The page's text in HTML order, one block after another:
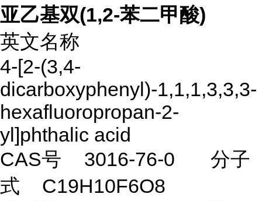
亚乙基双(1,2-苯二甲酸)
英文名称
4-[2-(3,4-
dicarboxyphenyl)-1,1,1,3,3,3-
hexafluoropropan-2-
yl]phthalic acid
CAS号
3016-76-0
分子
式
C19H10F6O8